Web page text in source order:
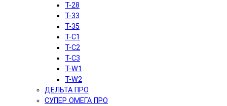
T-28
T-33
T-35
T-C1
T-C2
T-C3
T-W1
T-W2
ДЕЛЬТА ПРО
СУПЕР ОМЕГА ПРО